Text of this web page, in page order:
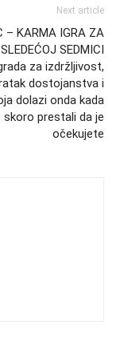
Next article
– KARMA IGRA ZA
SEDMICI
za izdržljivost,
dostojanstva i
dolazi onda kada
skoro prestali da je
očekujete